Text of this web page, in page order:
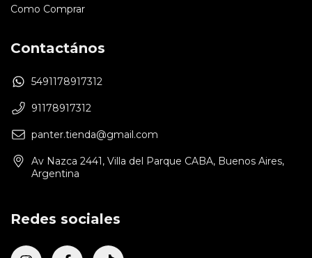
Como Comprar
Contactános
5491178917312
91178917312
panter.tienda@gmail.com
Av Nazca 2441, Villa del Parque CABA, Buenos Aires,
Argentina
Redes sociales